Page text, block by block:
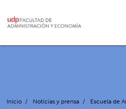
Inicio / Noticias y prensa /
Escuela de